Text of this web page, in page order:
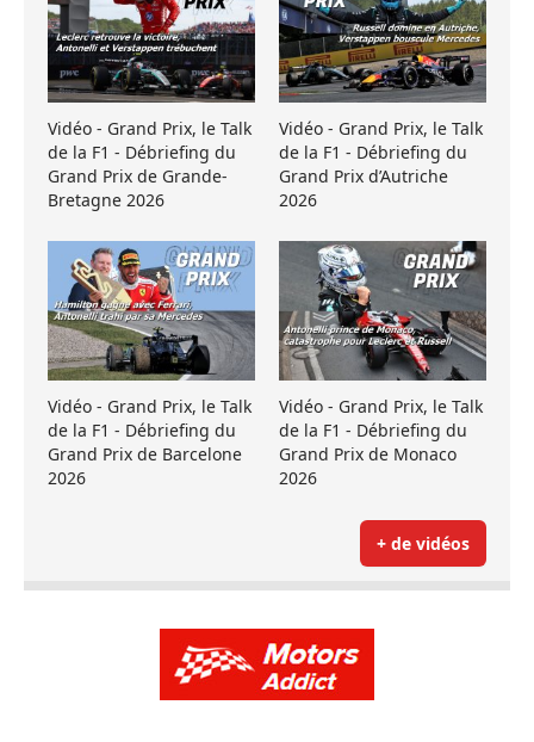
Vidéo - Grand Prix, le Talk
de la F1 - Débriefing du
Grand Prix de Grande-
Bretagne 2026
Vidéo - Grand Prix, le Talk
de la F1 - Débriefing du
Grand Prix d’Autriche
2026
Vidéo - Grand Prix, le Talk
de la F1 - Débriefing du
Grand Prix de Barcelone
2026
Vidéo - Grand Prix, le Talk
de la F1 - Débriefing du
Grand Prix de Monaco
2026
+ de vidéos